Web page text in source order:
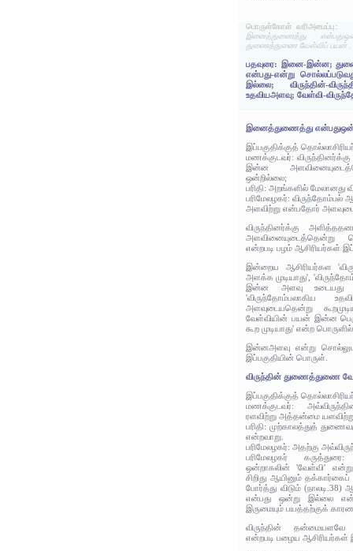
பொருள்கோள் வரிஅமைப்பு:
இனைத்துணைத்து
துணைத்துணை வேள்விப் பயன் .
பதவுரை: இனை-இன்ன;
என்பது-என்று
இல்லை; விருந்தின்-
உதவியஅளவு; வேள்வி-
இனைத்துணைத்து
இப்பகுதிக்குத்
மணக்குடவர்:
இன்ன
ஒன்றில்லை;
பரிதி: அறங்களில் மேலானது
பரிமேலழகர்:
அளவிற்று என்பதோர்
விருந்தினர்க்கு
அளவினையுடைத்தென்று
என்றபடி பழம் ஆசிரியர்கள்
இன்றைய ஆசிரியர்கள
அளக்க முடியாது',
இன்ன அளவு உடையது
'விருந்தோம்பலாகிய
அளவுடையதென்று
வேள்வியின் பயன் இன்ன
கூற முடியாது' என்ற
இன்னஅளவு என்று
இப்பகுதியின் பொருள்.
விருந்தின் துணைத்துணை
இப்பகுதிக்குத்
மணக்குடவர்:
ரளவிற்று அத்தன்மை
பரிதி: முற்காலத்துத்
என்றவாறு.
பரிமேலழகர்: அதற்கு
பரிமேலழகர்
ஒன்றாகலின் 'வேள்வி'
சிறிது ஆயினும்
போர்த்து விடும்
என்பது ஒன்று இல்லை
இருமையும் பயத்தற்குக்
விருந்தின் தன்மையளவே
என்றபடி பழைய ஆசிரியர்கள்